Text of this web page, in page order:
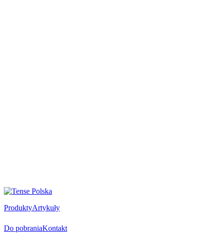
ProduktyArtykuły
Do pobraniaKontakt